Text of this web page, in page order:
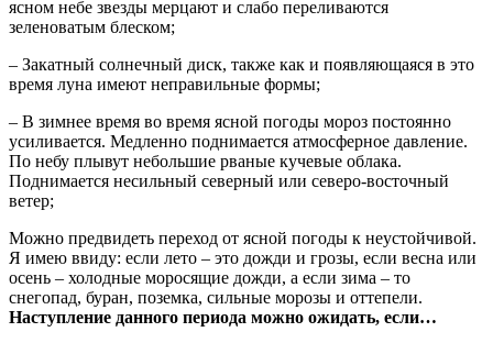
ясном небе звезды мерцают и слабо переливаются
зеленоватым блеском;
– Закатный солнечный диск, также как и появляющаяся в это
время луна имеют неправильные формы;
– В зимнее время во время ясной погоды мороз постоянно
усиливается. Медленно поднимается атмосферное давление.
По небу плывут небольшие рваные кучевые облака.
Поднимается несильный северный или северо-восточный
ветер;
Можно предвидеть переход от ясной погоды к неустойчивой.
Я имею ввиду: если лето – это дожди и грозы, если весна или
осень – холодные моросящие дожди, а если зима – то
снегопад, буран, поземка, сильные морозы и оттепели.
Наступление данного периода можно ожидать, если…